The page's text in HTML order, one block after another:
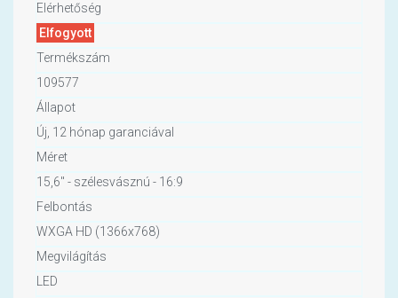
Elérhetőség
Elfogyott
Termékszám
109577
Állapot
Új, 12 hónap garanciával
Méret
15,6" - szélesvásznú - 16:9
Felbontás
WXGA HD (1366x768)
Megvilágítás
LED